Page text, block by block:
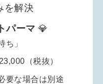
を解決
パーマ 💎
ち」
（税抜）
要な場合は別途